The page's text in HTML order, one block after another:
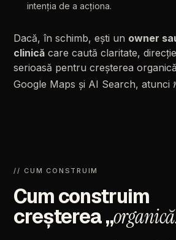
intenția de a acționa.
Dacă, în schimb, ești un owner
clinică care caută claritate, direcție
serioasă pentru creșterea organică
Google Maps și AI Search, atunci
// CUM CONSTRUIM
Cumconstruim
creșterea„